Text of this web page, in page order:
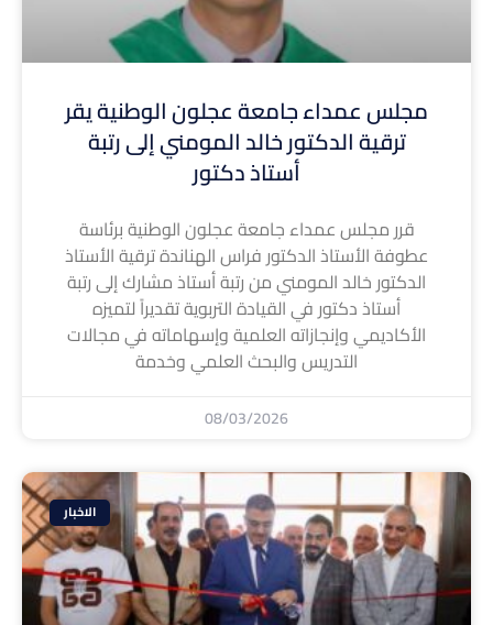
مجلس عمداء جامعة عجلون الوطنية يقر
ترقية الدكتور خالد المومني إلى رتبة
أستاذ دكتور
قرر مجلس عمداء جامعة عجلون الوطنية برئاسة
عطوفة الأستاذ الدكتور فراس الهناندة ترقية الأستاذ
الدكتور خالد المومني من رتبة أستاذ مشارك إلى رتبة
أستاذ دكتور في القيادة التربوية تقديراً لتميزه
الأكاديمي وإنجازاته العلمية وإسهاماته في مجالات
التدريس والبحث العلمي وخدمة
08/03/2026
الاخبار